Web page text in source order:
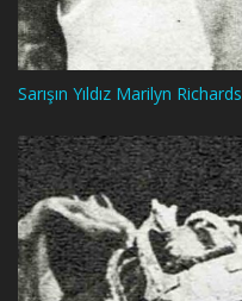
Sarışın Yıldız Marilyn Richards